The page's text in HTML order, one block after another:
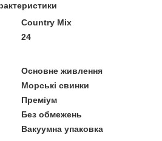
Country Mix
24
Основне живлення
Морські свинки
Преміум
Без обмежень
Вакуумна упаковка